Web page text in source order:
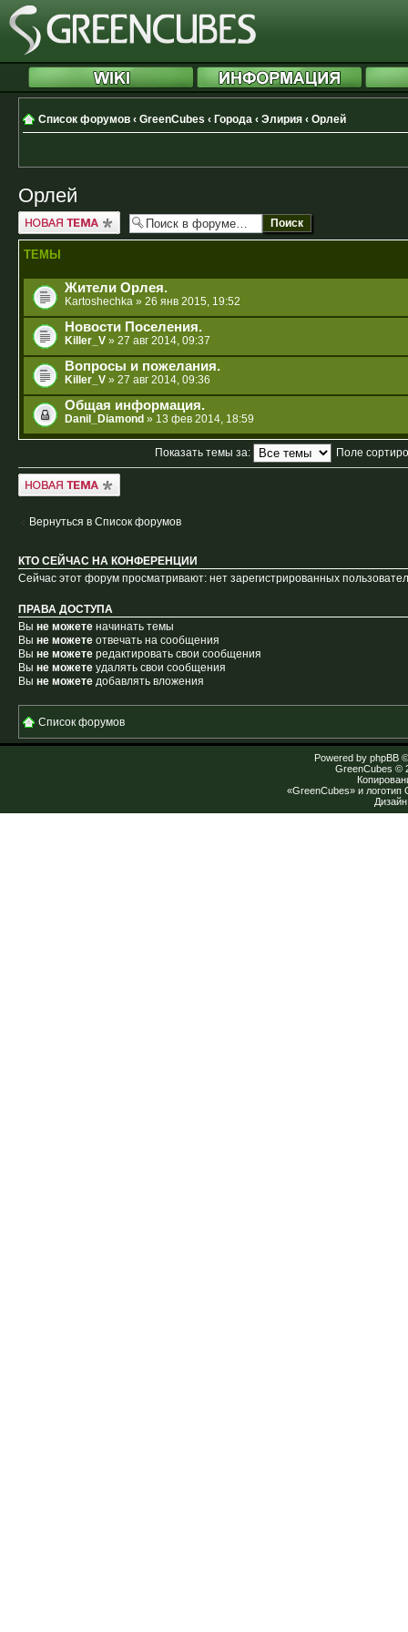
Список форумов ‹ GreenCubes ‹ Города ‹ Элирия ‹ Орлей
Орлей
Новая тема
ТЕМЫ
Жители Орлея.
Kartoshechka » 26 янв 2015, 19:52
Новости Поселения.
Killer_V » 27 авг 2014, 09:37
Вопросы и пожелания.
Killer_V » 27 авг 2014, 09:36
Общая информация.
Danil_Diamond » 13 фев 2014, 18:59
Показать темы за: Поле
Новая тема
Вернуться в Список форумов
КТО СЕЙЧАС НА КОНФЕРЕНЦИИ
Сейчас этот форум просматривают: нет зарегистрированных
ПРАВА ДОСТУПА
Вы не можете начинать темы
Вы не можете отвечать на сообщения
Вы не можете редактировать свои сообщения
Вы не можете удалять свои сообщения
Вы не можете добавлять вложения
Список форумов
Powered by phpBB
GreenCubes ©
«GreenCubes» и